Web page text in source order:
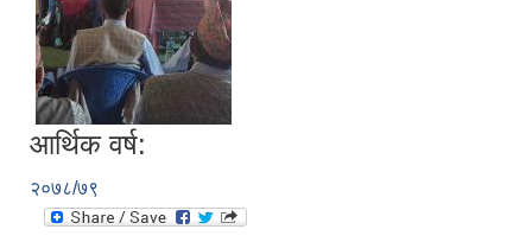
आर्थिक वर्ष:
२०७८/७९